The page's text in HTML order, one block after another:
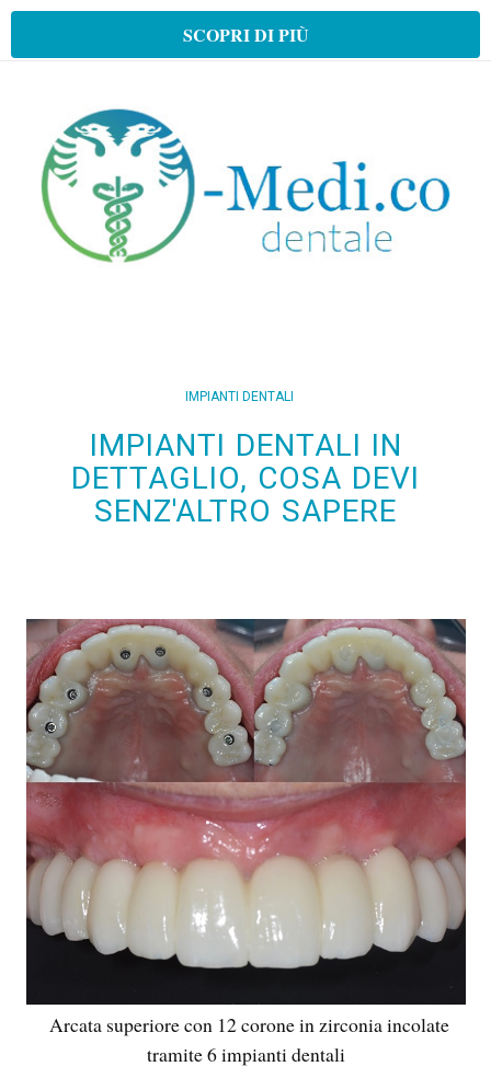
SCOPRI DI PIÙ
IMPIANTI DENTALI
IMPIANTI DENTALI IN
DETTAGLIO, COSA DEVI
SENZ'ALTRO SAPERE
Arcata superiore con 12 corone in zirconia incolate
tramite 6 impianti dentali